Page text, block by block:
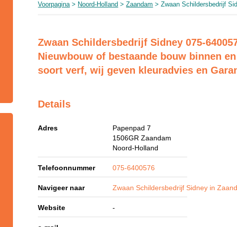
Voorpagina> Noord-Holland >Zaandam > Zwaan Schildersbedrijf
Zwaan Schildersbedrijf Sidney 075-
Nieuwbouw of bestaande bouw binnen
soort verf, wij geven kleuradvies en
Details
Adres
Papenpad 7
1506GR Zaandam
Noord-Holland
Telefoonnummer 075-6400576
Navigeer naar Zwaan Schildersbedrijf Sidney in
Website -